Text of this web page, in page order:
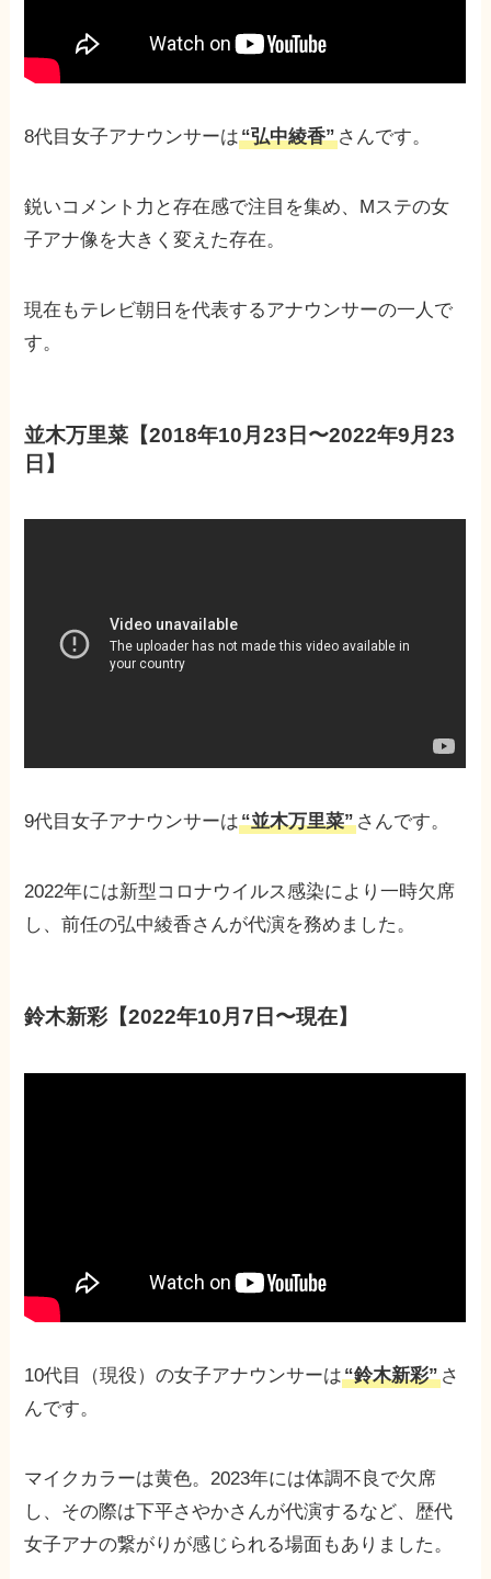
8代目女子アナウンサーは“弘中綾香”さんです。
鋭いコメント力と存在感で注目を集め、Mステの女
子アナ像を大きく変えた存在。
現在もテレビ朝日を代表するアナウンサーの一人で
す。
並木万里菜【2018年10月23日〜2022年9月23
日】
9代目女子アナウンサーは“並木万里菜”さんです。
2022年には新型コロナウイルス感染により一時欠席
し、前任の弘中綾香さんが代演を務めました。
鈴木新彩【2022年10月7日〜現在】
10代目（現役）の女子アナウンサーは“鈴木新彩”さ
んです。
マイクカラーは黄色。2023年には体調不良で欠席
し、その際は下平さやかさんが代演するなど、歴代
女子アナの繋がりが感じられる場面もありました。